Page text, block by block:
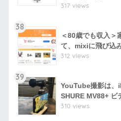
317 views
38
＜80歳でも収入
て、mixiに飛び込
312 views
39
YouTube撮影は、
SHURE MV88+ ビ
310 views